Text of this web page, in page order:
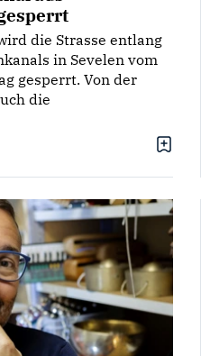
die Strasse entlang
in Sevelen vom
gesperrt. Von der
die